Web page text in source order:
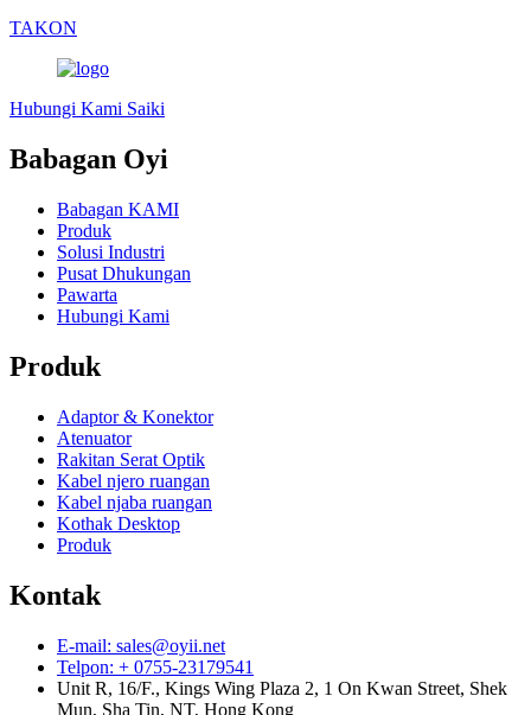
TAKON
Hubungi Kami Saiki
Babagan Oyi
Babagan KAMI
Produk
Solusi Industri
Pusat Dhukungan
Pawarta
Hubungi Kami
Produk
Adaptor & Konektor
Atenuator
Rakitan Serat Optik
Kabel njero ruangan
Kabel njaba ruangan
Kothak Desktop
Produk
Kontak
E-mail: sales@oyii.net
Telpon: + 0755-23179541
Unit R, 16/F., Kings Wing Plaza 2, 1 On Kwan Street, Shek
Mun, Sha Tin, NT, Hong Kong